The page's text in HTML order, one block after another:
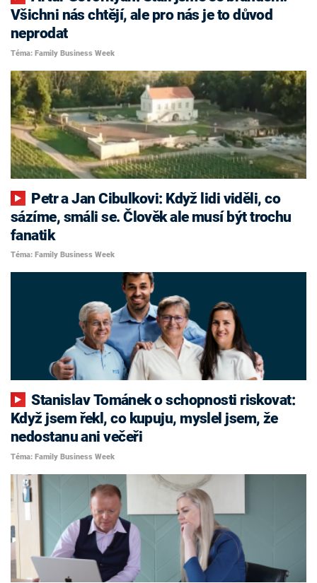
Všichni nás chtějí, ale pro nás je to důvod
neprodat
Téma: Family Business Week
sázíme, smáli se. Člověk ale musí být trochu
fanatik
Téma: Family Business Week
Stanislav Tománek o schopnosti riskovat:
Když jsem řekl, co kupuju, myslel jsem, že
nedostanu ani večeři
Téma: Family Business Week